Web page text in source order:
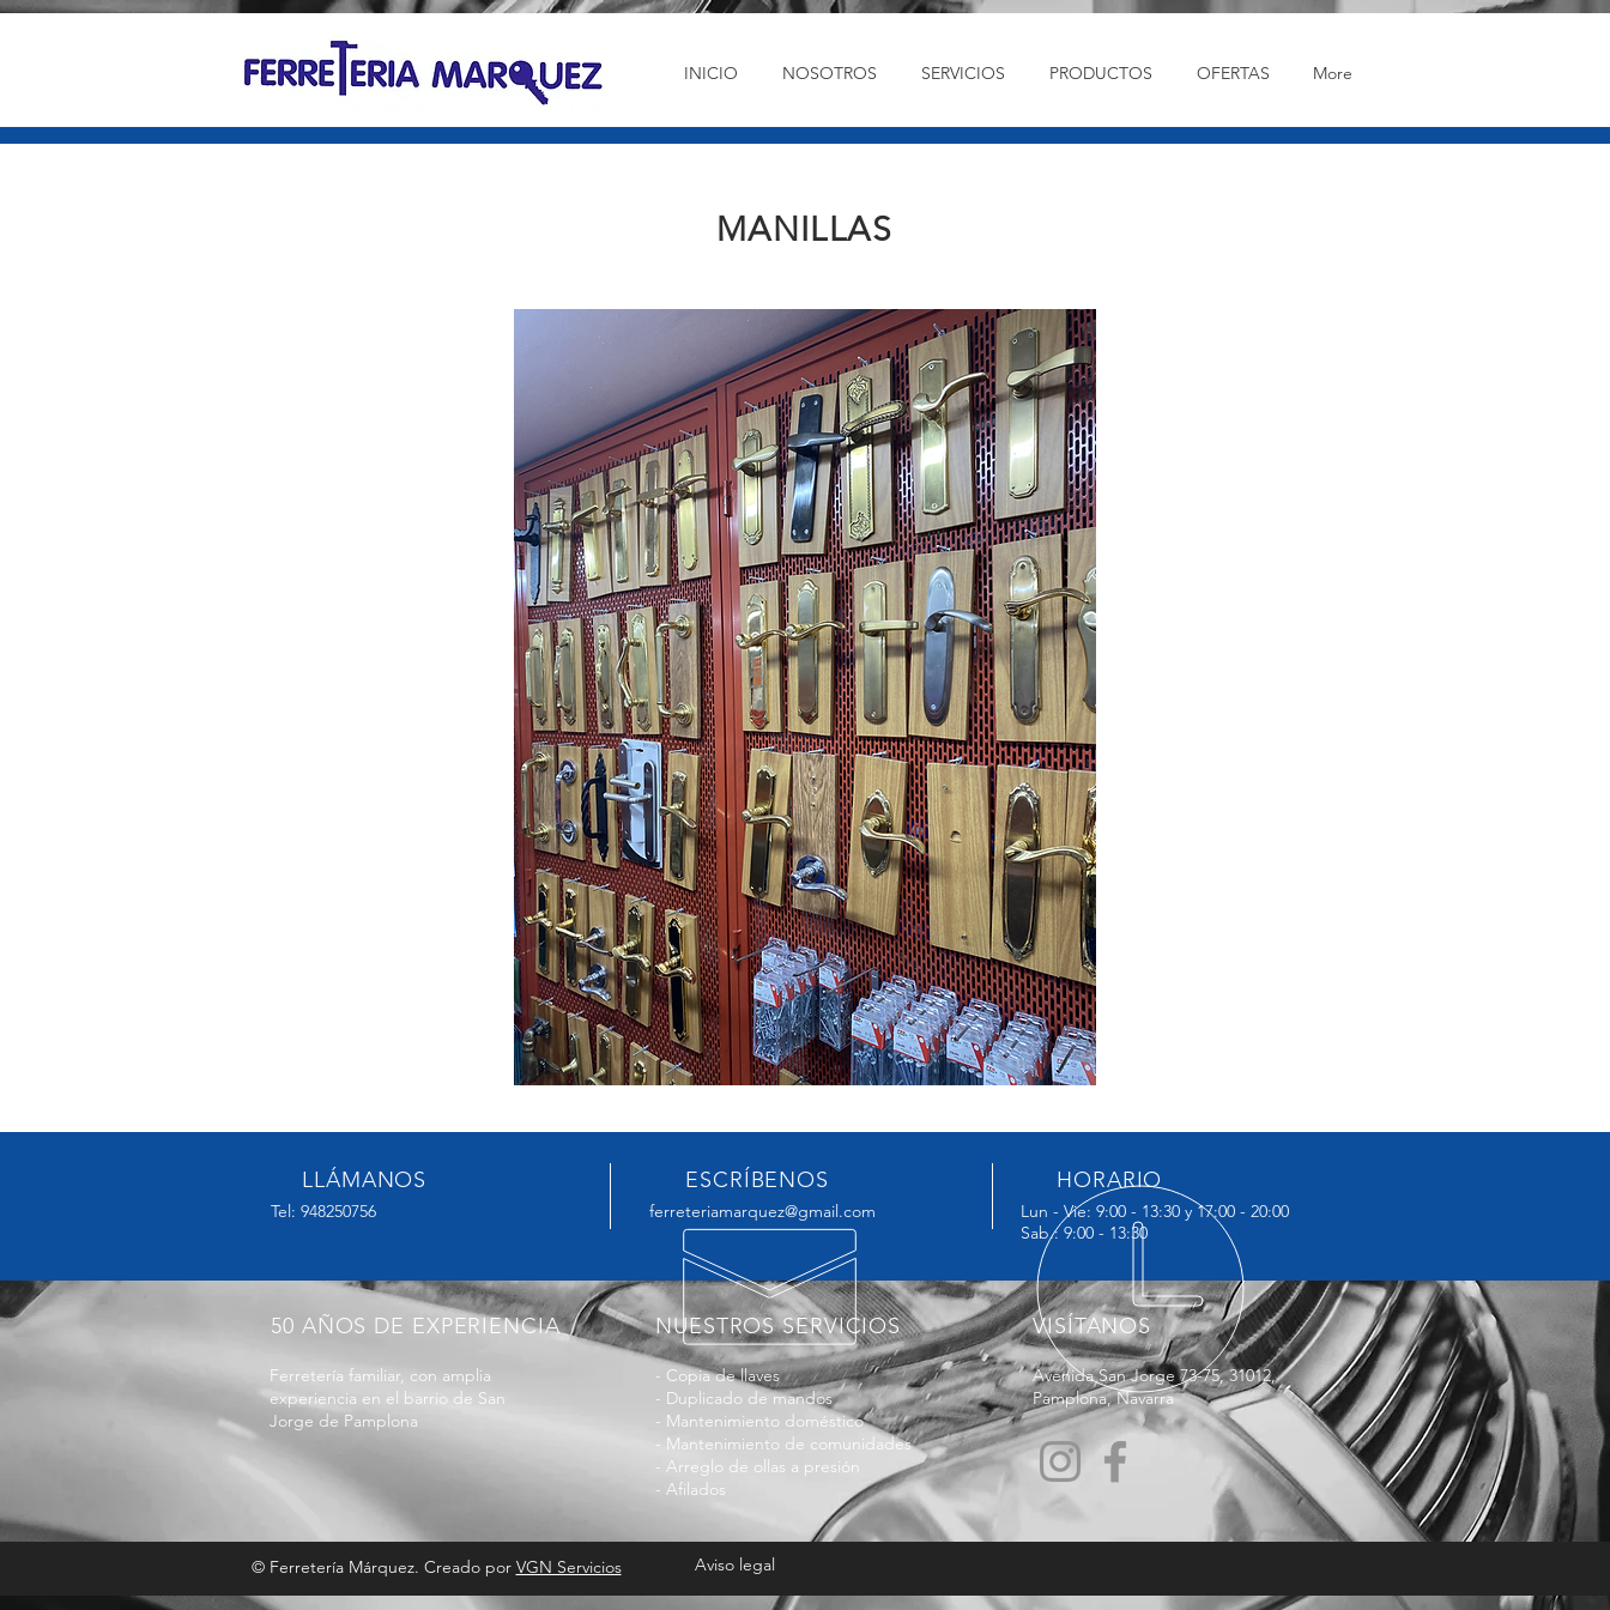
G-TJBG4FXB2P
INICIO NOSOTROS SERVICIOS PRODUCTOS OFERTAS More
MANILLAS
LLÁMANOS
Tel: 948250756
ESCRÍBENOS
ferreteriamarquez@gmail.com
HORARIO
Lun - Vie: 9:00 - 13:30 y 17:00 - 20:00
Sab.: 9:00 - 13:30
50 AÑOS DE EXPERIENCIA
Ferretería familiar, con amplia
experiencia en el barrio de San
Jorge de Pamplona
NUESTROS SERVICIOS
- Copia de llaves
- Duplicado de mandos
- Mantenimiento doméstico
- Mantenimiento de comunidades
- Arreglo de ollas a presión
- Afilados
VISÍTANOS
Avenida San Jorge 73-75, 31012,
Pamplona, Navarra
© Ferretería Márquez. Creado por VGN Servicios Aviso legal